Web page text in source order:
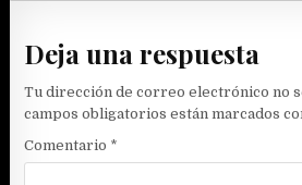
Deja una respuesta
Tu dirección de correo electrónico no
campos obligatorios están marcados
Comentario *